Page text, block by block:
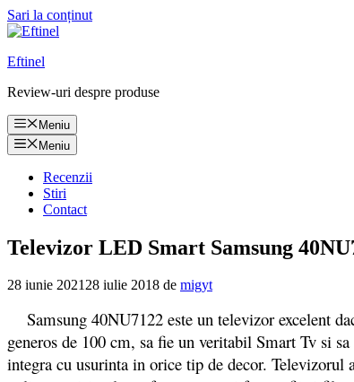
Sari la conținut
Eftinel
Review-uri despre produse
Meniu
Meniu
Recenzii
Stiri
Contact
Televizor LED Smart Samsung
28 iunie 202128 iulie 2018 de migyt
Samsung 40NU7122 este un televizor excelent
generos de 100 cm, sa fie un veritabil Smart Tv si
integra cu usurinta in orice tip de decor.